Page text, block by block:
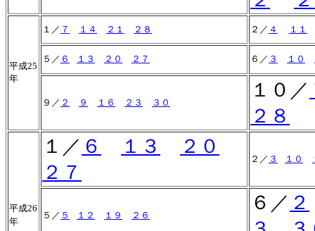
平成25
年
１／ ７ １４ ２１ ２８ ２／ ４ １１
５／ ６ １３ ２０ ２７ ６／ ３ １０
９／ ２ ９ １６ ２３ ３０
１０／
２８
平成26
年
１／ ６ １３
２０
２７
２／ ３ １０
５／ ５ １２ １９ ２６
６／ ２